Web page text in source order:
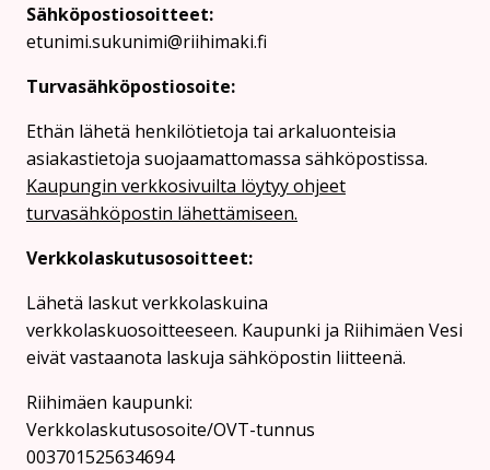
Sähköpostiosoitteet:
etunimi.sukunimi@riihimaki.fi
Turvasähköpostiosoite:
Ethän lähetä henkilötietoja tai arkaluonteisia
asiakastietoja suojaamattomassa sähköpostissa.
Kaupungin verkkosivuilta löytyy ohjeet
turvasähköpostin lähettämiseen.
Verkkolaskutusosoitteet:
Lähetä laskut verkkolaskuina
verkkolaskuosoitteeseen. Kaupunki ja Riihimäen Vesi
eivät vastaanota laskuja sähköpostin liitteenä.
Riihimäen kaupunki:
Verkkolaskutusosoite/OVT-tunnus
003701525634694